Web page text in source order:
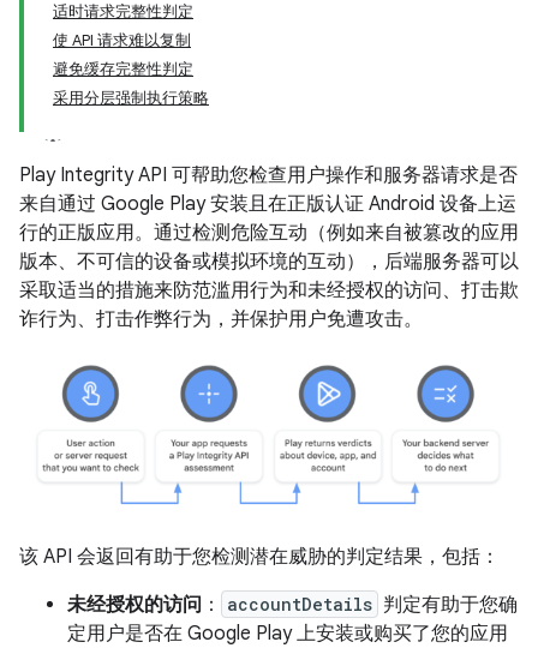
适时请求完整性判定
使 API 请求难以复制
避免缓存完整性判定
采用分层强制执行策略
Play Integrity API 可帮助您检查用户操作和服务器请求是否
来自通过 Google Play 安装且在正版认证 Android 设备上运
行的正版应用。通过检测危险互动（例如来自被篡改的应用
版本、不可信的设备或模拟环境的互动），后端服务器可以
采取适当的措施来防范滥用行为和未经授权的访问、打击欺
诈行为、打击作弊行为，并保护用户免遭攻击。
该 API 会返回有助于您检测潜在威胁的判定结果，包括：
未经授权的访问 ： accountDetails 判定有助于您确
定用户是否在 Google Play 上安装或购买了您的应用